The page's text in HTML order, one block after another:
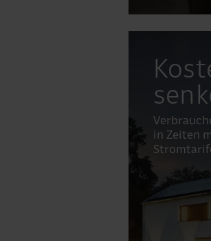
in Zeiten